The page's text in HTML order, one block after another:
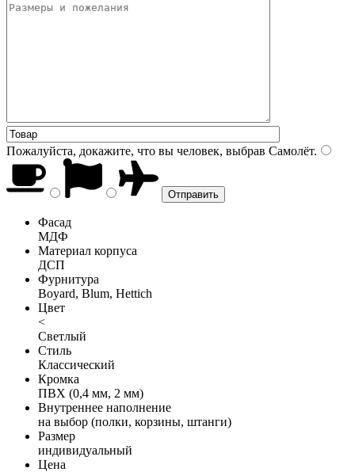
Пожалуйста, докажите, что вы человек, выбрав Самолёт.
Фасад
МДФ
Материал корпуса
ДСП
Фурнитура
Boyard, Blum, Hettich
Цвет
<
Светлый
Стиль
Классический
Кромка
ПВХ (0,4 мм, 2 мм)
Внутреннее наполнение
на выбор (полки, корзины, штанги)
Размер
индивидуальный
Цена